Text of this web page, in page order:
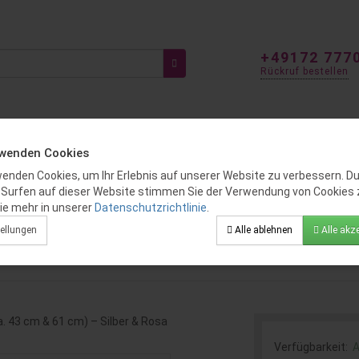
Cookies
Cookies, um Ihr Erlebnis auf unserer Website zu verbessern.
auf dieser Website stimmen Sie der Verwendung von Cookies
mehr in unserer Datenschutzrichtlinie
Alle ablehnen Alle
+49172
Rückruf bestellen
FÜR KINDER
cm)
(ca. 43 cm & 61 cm) – Silber
Verfügbarkeit: